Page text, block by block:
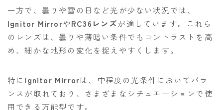
一方で、曇りや雪の日など光が少ない状況では、
Ignitor MirrorやRC36レンズが適しています。これら
のレンズは、曇りや薄暗い条件でもコントラストを高
め、細かな地形の変化を捉えやすくします。
特に Ignitor Mirrorは、中程度の光条件においてバラ
ンスが取れており、さまざまなシチュエーションで使
用できる万能型です。